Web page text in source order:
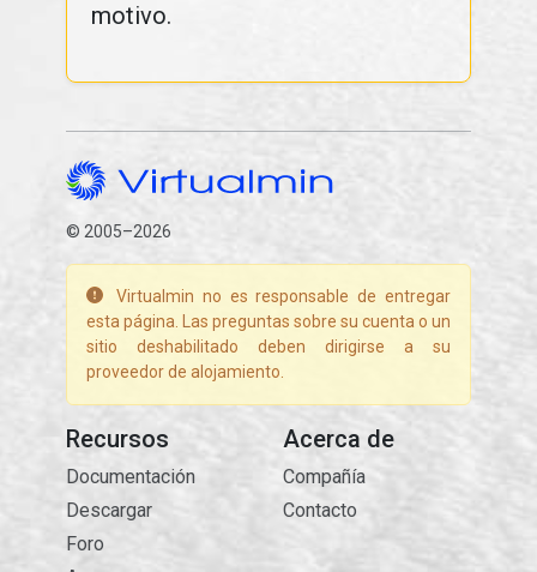
motivo.
© 2005–2026
Virtualmin no es responsable de entregar
esta página. Las preguntas sobre su cuenta o un
sitio deshabilitado deben dirigirse a su
proveedor de alojamiento.
Recursos
Documentación
Descargar
Foro
Acerca de
Compañía
Contacto